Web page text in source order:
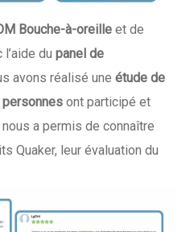
Bouche-à-oreille et de
l’aide dupanel de
avons réalisé uneétude de
personnesont participé et
a permis de connaître
Quaker, leur évaluation du